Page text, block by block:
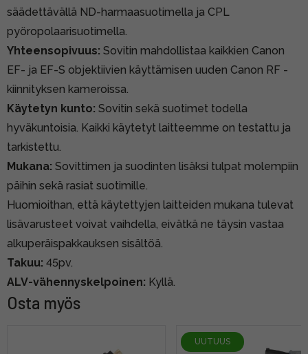
säädettävällä ND-harmaasuotimella ja CPL
pyöropolaarisuotimella.
Yhteensopivuus: Sovitin mahdollistaa kaikkien Canon
EF- ja EF-S objektiivien käyttämisen uuden Canon RF -
kiinnityksen kameroissa.
Käytetyn kunto: Sovitin sekä suotimet todella
hyväkuntoisia. Kaikki käytetyt laitteemme on testattu ja
tarkistettu.
Mukana: Sovittimen ja suodinten lisäksi tulpat molempiin
päihin sekä rasiat suotimille.
Huomioithan, että käytettyjen laitteiden mukana tulevat
lisävarusteet voivat vaihdella, eivätkä ne täysin vastaa
alkuperäispakkauksen sisältöä.
Takuu: 45pv.
ALV-vähennyskelpoinen: Kyllä.
Osta myös
UUTUUS